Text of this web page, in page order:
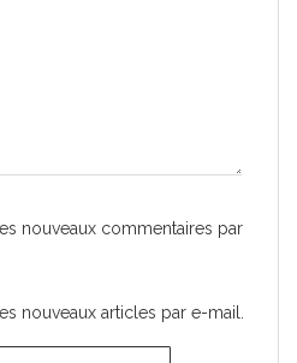
nouveaux commentaires par
nouveaux articles par e-mail.